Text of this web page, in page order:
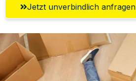
Jetzt unverbindlich anfragen